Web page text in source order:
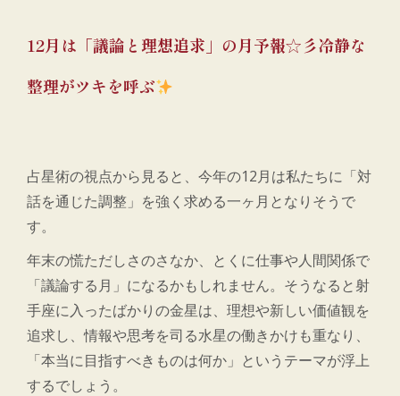
12月は「議論と理想追求」の月予報☆彡冷静な
整理がツキを呼ぶ
占星術の視点から見ると、今年の12月は私たちに「対
話を通じた調整」を強く求める一ヶ月となりそうで
す。
年末の慌ただしさのさなか、とくに仕事や人間関係で
「議論する月」になるかもしれません。そうなると射
手座に入ったばかりの金星は、理想や新しい価値観を
追求し、情報や思考を司る水星の働きかけも重なり、
「本当に目指すべきものは何か」というテーマが浮上
するでしょう。